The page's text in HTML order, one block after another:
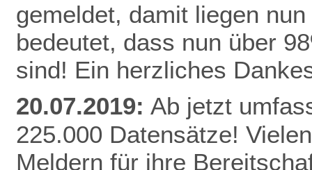
gemeldet, damit liegen
bedeutet, dass nun über
sind! Ein herzliches
20.07.2019: Ab jetzt
225.000 Datensätze!
Meldern für ihre